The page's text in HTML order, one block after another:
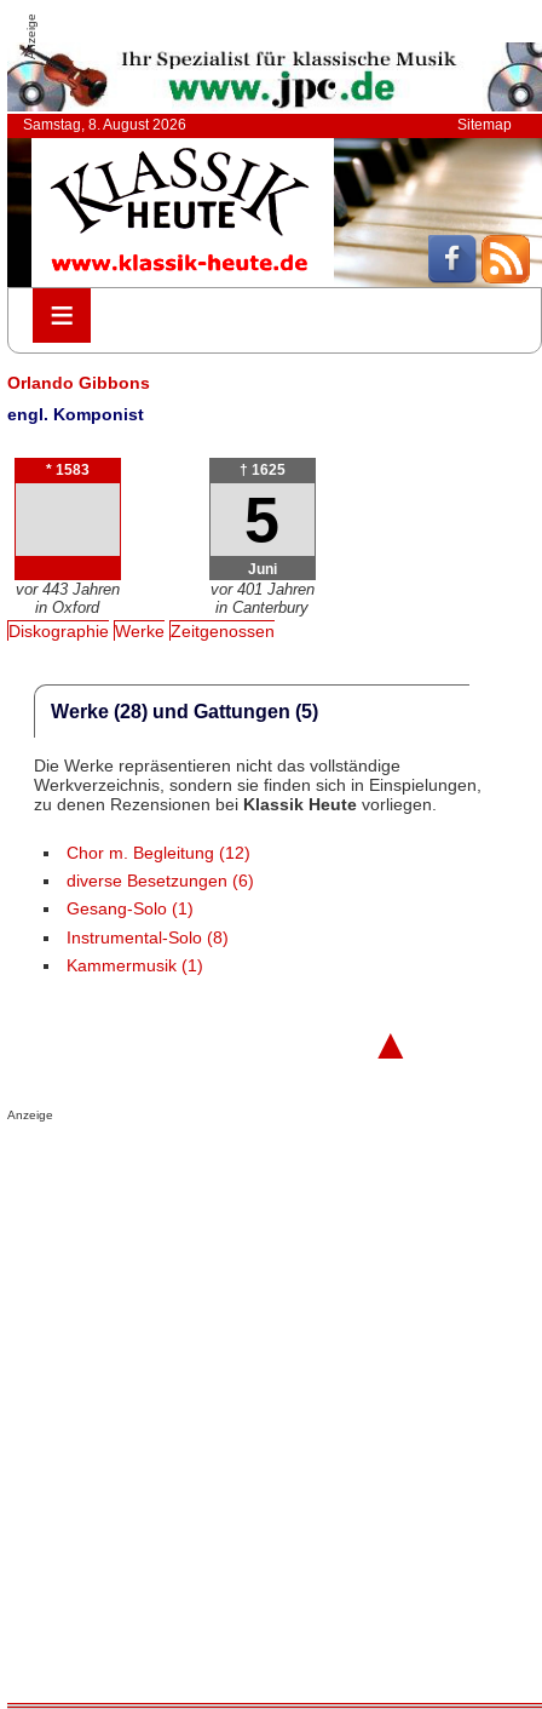
Anzeige
Samstag, 8. August 2026 Sitemap
≡
≡
Orlando Gibbons
engl. Komponist
* 1583
vor 443 Jahren
in Oxford
† 1625
5
Juni
vor 401 Jahren
in Canterbury
Diskographie Werke Zeitgenossen
Werke (28) und Gattungen (5)
Die Werke repräsentieren nicht das vollständige
Werkverzeichnis, sondern sie finden sich in Einspielungen,
zu denen Rezensionen bei Klassik Heutevorliegen.
Chor m. Begleitung (12)
diverse Besetzungen (6)
Gesang-Solo (1)
Instrumental-Solo (8)
Kammermusik (1)
▲
Anzeige